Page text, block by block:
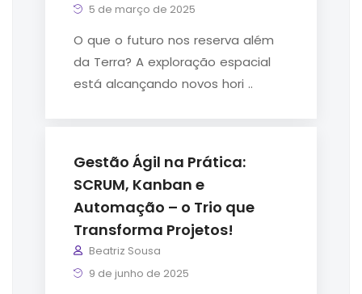
5 de março de 2025
O que o futuro nos reserva além
da Terra? A exploração espacial
está alcançando novos hori ..
Gestão Ágil na Prática:
SCRUM, Kanban e
Automação – o Trio que
Transforma Projetos!
Beatriz Sousa
9 de junho de 2025